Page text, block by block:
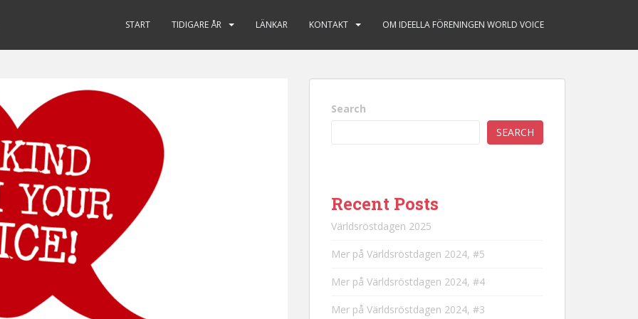
START TIDIGARE ÅR LÄNKAR KONTAKT OM IDEELLA FÖRENINGEN WORLD VOICE
Search
SEARCH
Recent Posts
Världsröstdagen 2025
Mer på Världsröstdagen 2024, #5
Mer på Världsröstdagen 2024, #4
Mer på Världsröstdagen 2024, #3